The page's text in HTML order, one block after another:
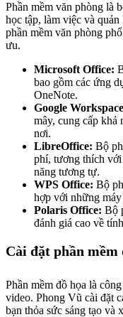
Phần mềm văn phòng là
học tập, làm việc và
phần mềm văn phòng
ưu.
Microsoft Office:
bao gồm các ứng
OneNote.
Google
mây, cung cấp khả
nơi.
LibreOffice: Bộ
phí, tương thích
năng tương tự.
WPS Office: Bộ
hợp với những
Polaris Office: Bộ
đánh giá cao về
Cài đặt phần mềm
Phần mềm đồ họa là
video. Phong Vũ cài đặt
bạn thỏa sức sáng tạo và